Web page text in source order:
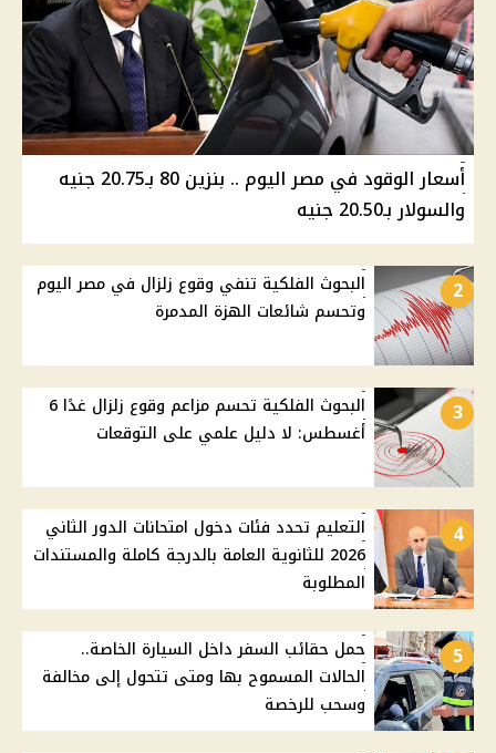
أسعار الوقود في مصر اليوم .. بنزين 80 بـ20.75 جنيه
والسولار بـ20.50 جنيه
2
البحوث الفلكية تنفي وقوع زلزال في مصر اليوم
وتحسم شائعات الهزة المدمرة
3
البحوث الفلكية تحسم مزاعم وقوع زلزال غدًا 6
أغسطس: لا دليل علمي على التوقعات
4
التعليم تحدد فئات دخول امتحانات الدور الثاني
2026 للثانوية العامة بالدرجة كاملة والمستندات
المطلوبة
5
حمل حقائب السفر داخل السيارة الخاصة..
الحالات المسموح بها ومتى تتحول إلى مخالفة
وسحب للرخصة